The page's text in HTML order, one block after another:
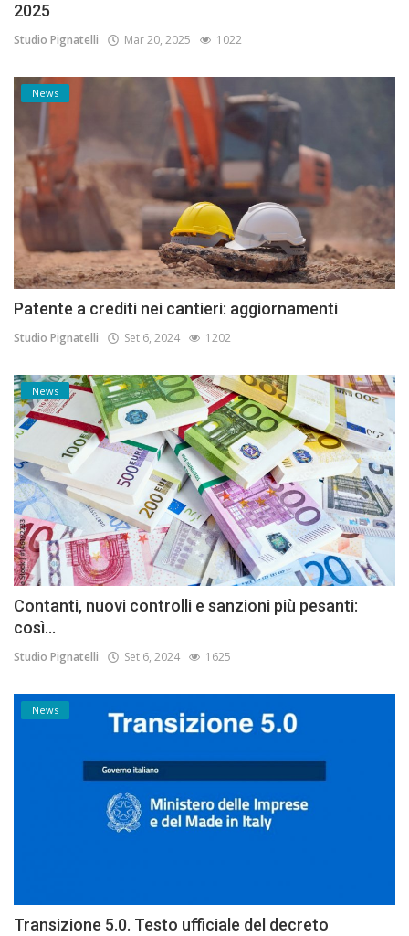
2025
Studio Pignatelli Mar 20, 2025 1022
News
Patente a crediti nei cantieri: aggiornamenti
Studio Pignatelli Set 6, 2024 1202
News
Contanti, nuovi controlli e sanzioni più pesanti:
così...
Studio Pignatelli Set 6, 2024 1625
News
Transizione 5.0. Testo ufficiale del decreto